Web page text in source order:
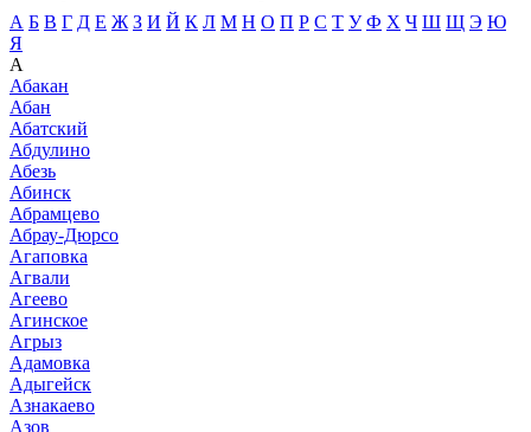
А Б В Г Д Е Ж З И Й К Л М Н О П Р С Т У Ф Х Ч Ш Щ Э Ю
Я
А
Абакан
Абан
Абатский
Абдулино
Абезь
Абинск
Абрамцево
Абрау-Дюрсо
Агаповка
Агвали
Агеево
Агинское
Агрыз
Адамовка
Адыгейск
Азнакаево
Азов